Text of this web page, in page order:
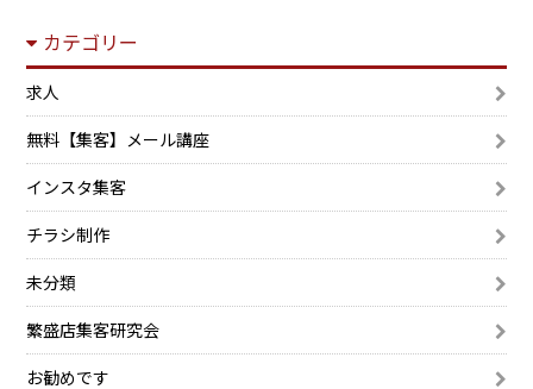
カテゴリー
求人
無料【集客】メール講座
インスタ集客
チラシ制作
未分類
繁盛店集客研究会
お勧めです